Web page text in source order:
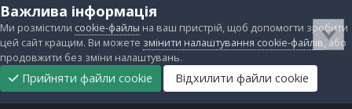
Важлива інформація
Ми розмістили cookie-файлы на ваш пристрій, щоб допомогти зробити
цей сайт кращим. Ви можете змінити налаштування cookie-файлів, або
продовжити без зміни налаштувань.
Прийняти файли cookie Відхилити файли cookie
Головна
Підтримати
нас
Прибрати
рекламу
Завантаження Непрочитані Реєстрація